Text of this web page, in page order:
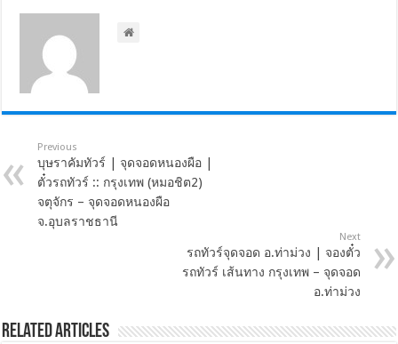
Previous
บุษราคัมทัวร์ | จุดจอดหนองผือ |
ตั๋วรถทัวร์ :: กรุงเทพ (หมอชิต2)
จตุจักร – จุดจอดหนองผือ
จ.อุบลราชธานี
Next
รถทัวร์จุดจอด อ.ท่าม่วง | จองตั๋ว
รถทัวร์ เส้นทาง กรุงเทพ – จุดจอด
อ.ท่าม่วง
Related Articles